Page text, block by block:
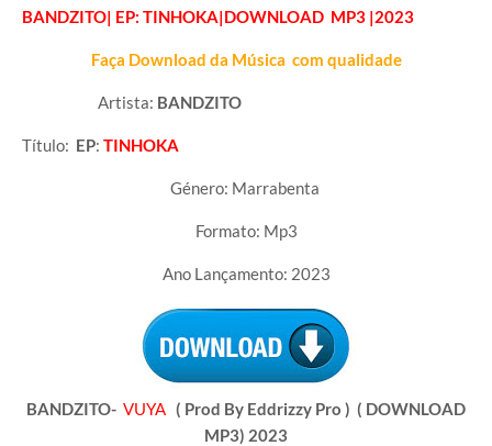
BANDZITO| EP: TINHOKA|DOWNLOAD MP3 |2023
Faça Download da Música com qualidade
Artista: BANDZITO
Título: EP: TINHOKA
Género: Marrabenta
Formato: Mp3
Ano Lançamento: 2023
BANDZITO- VUYA ( Prod By Eddrizzy Pro ) ( DOWNLOAD
MP3) 2023